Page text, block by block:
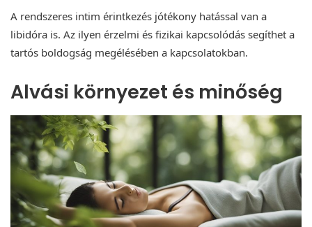
A rendszeres intim érintkezés jótékony hatással van a
libidóra is. Az ilyen érzelmi és fizikai kapcsolódás segíthet a
tartós boldogság megélésében a kapcsolatokban.
Alvási környezet és minőség